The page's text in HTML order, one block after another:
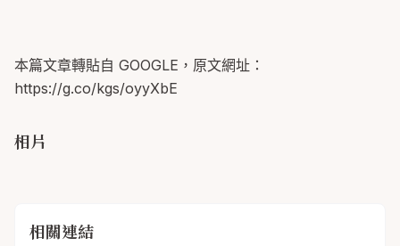
本篇文章轉貼自 GOOGLE，原文網址：
https://g.co/kgs/oyyXbE
相片
相關連結